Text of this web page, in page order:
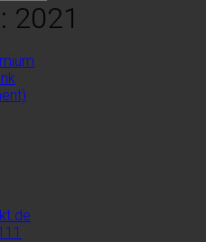
2021